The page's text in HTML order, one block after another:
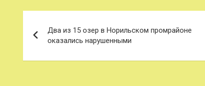
по
записям
Два из 15 озер в Норильском промрайоне
оказались нарушенными